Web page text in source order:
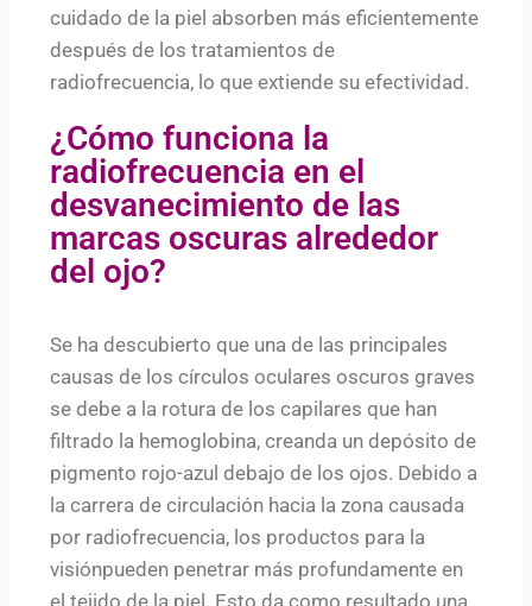
cuidado de la piel absorben más eficientemente
después de los tratamientos de
radiofrecuencia, lo que extiende su efectividad.
¿Cómo funciona la
radiofrecuencia en el
desvanecimiento de las
marcas oscuras alrededor
del ojo?
Se ha descubierto que una de las principales
causas de los círculos oculares oscuros graves
se debe a la rotura de los capilares que han
filtrado la hemoglobina, creanda un depósito de
pigmento rojo-azul debajo de los ojos. Debido a
la carrera de circulación hacia la zona causada
por radiofrecuencia, los productos para la
visiónpueden penetrar más profundamente en